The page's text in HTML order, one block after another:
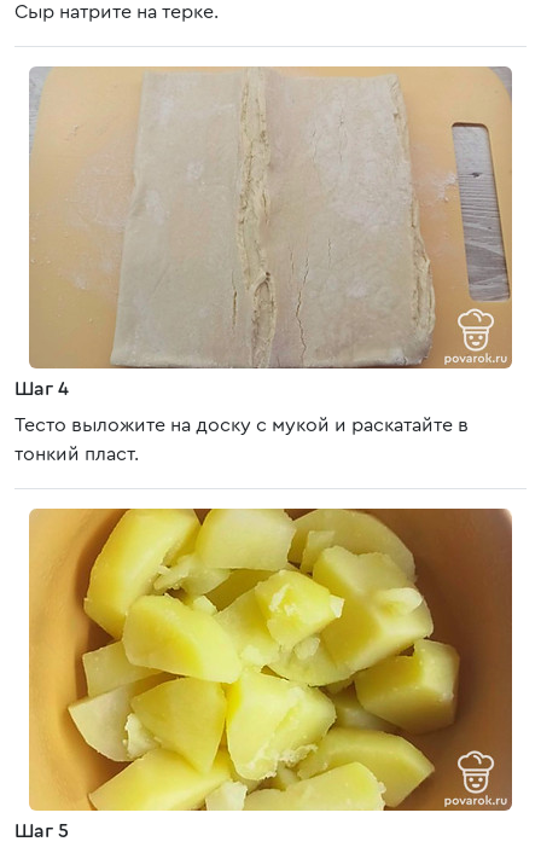
Сыр натрите на терке.
Шаг 4
Тесто выложите на доску с мукой и раскатайте в
тонкий пласт.
Шаг 5